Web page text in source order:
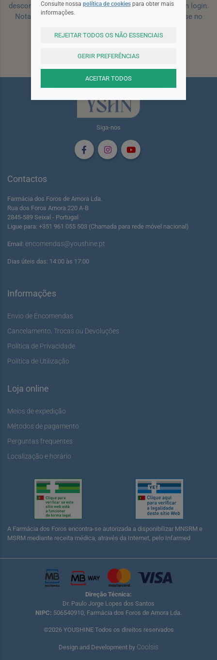
desconto para a sua próxima encomenda efetuada com login.
Nota: Para receber o cupão deverá primeiro registar-se no
Siga-nos
Contactos
Farmácia dos Foros de Amora Lda.
Rua dos Foros Amora 220 A-B
2845-589 Seixal - Portugal
Ligue para: +351 961 055 503 (Chamada para rede móvel nacional)
Email: encomendas@youshine.pt
Dias úteis das: 14:00 às 17:00
Informações
Envio de Encomendas
Cancelamento, Trocas ou Devoluções
Política de Privacidade
Política de Utilização
Loja online
Meios de expedição
Métodos de pagamento
Perguntas frequentes
Localização e horário
A Farmácia dos Foros encontra-se autorizada a disponibilizar MNSRM e
MSRM mediante receita médica, através da Internet, pelo Infarmed
Direção Técnica:
Dr. Paulo Jorge Lopes dos Santos
NIPC: 506540910, Farmácia dos Foros de Amora Lda.
©2026 YOUSHINE Todos os direitos reservados
Design and Development by Coolsis
Consulte nossa política de cookies para obter mais
informações.
REJEITAR TODOS OS NÃO ESSENCIAIS
GERIR PREFERÊNCIAS
ACEITAR TODOS